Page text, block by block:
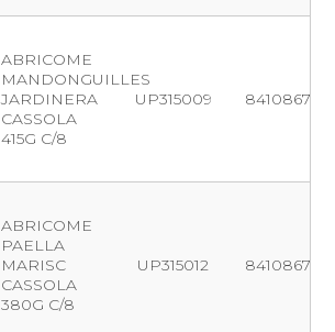
ABRICOME
MANDONGUILLES
JARDINERA
CASSOLA
415G C/8
UP315009
ABRICOME
PAELLA
MARISC
CASSOLA
380G C/8
UP315012